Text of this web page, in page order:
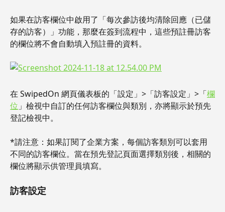
如果在訪客欄位中啟用了「每次參訪後均清除回應（已儲
存的訪客）」功能，那麼在簽到流程中，這些預註冊訪客
的欄位將不會自動填入預註冊的資料。
在 SwipedOn 網頁儀表板的「設定」>「訪客設定」>「欄
位 」檢視中自訂的任何訪客欄位與類別，亦將顯示於預先
登記檢視中。
*請注意：如果訂閱了企業方案，每個訪客類別可以套用
不同的訪客欄位。當在預先登記頁面選擇類別後，相關的
欄位將顯示供管理員填寫。
訪客設定